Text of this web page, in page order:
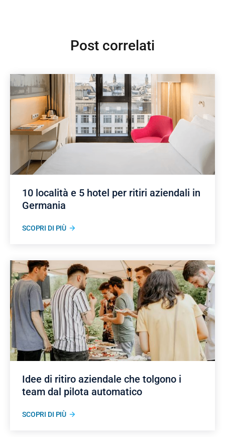
Post correlati
10 località e 5 hotel per ritiri aziendali in
Germania
SCOPRI DI PIÙ
Idee di ritiro aziendale che tolgono i
team dal pilota automatico
SCOPRI DI PIÙ